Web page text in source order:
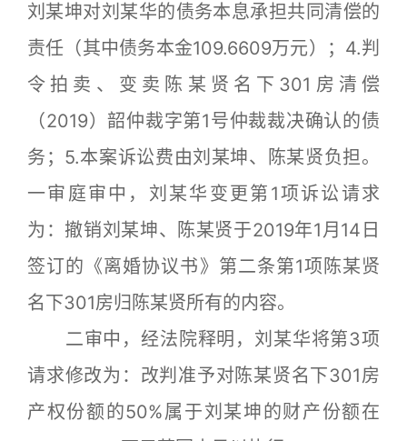
刘某坤对刘某华的债务本息承担共同清偿的
责任（其中债务本金109.6609万元）；4.判
令拍卖、变卖陈某贤名下301房清偿
（2019）韶仲裁字第1号仲裁裁决确认的债
务；5.本案诉讼费由刘某坤、陈某贤负担。
一审庭审中，刘某华变更第1项诉讼请求
为：撤销刘某坤、陈某贤于2019年1月14日
签订的《离婚协议书》第二条第1项陈某贤
名下301房归陈某贤所有的内容。
二审中，经法院释明，刘某华将第3项
请求修改为：改判准予对陈某贤名下301房
产权份额的50%属于刘某坤的财产份额在